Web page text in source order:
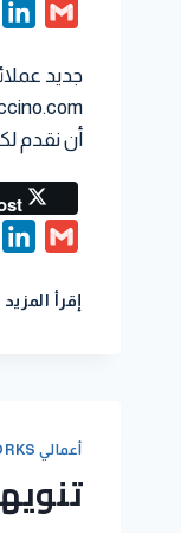
Gmail
جديد
أن نقدم
Gmail
إقرأ المزيد
أعمالي AYMAN WORKS